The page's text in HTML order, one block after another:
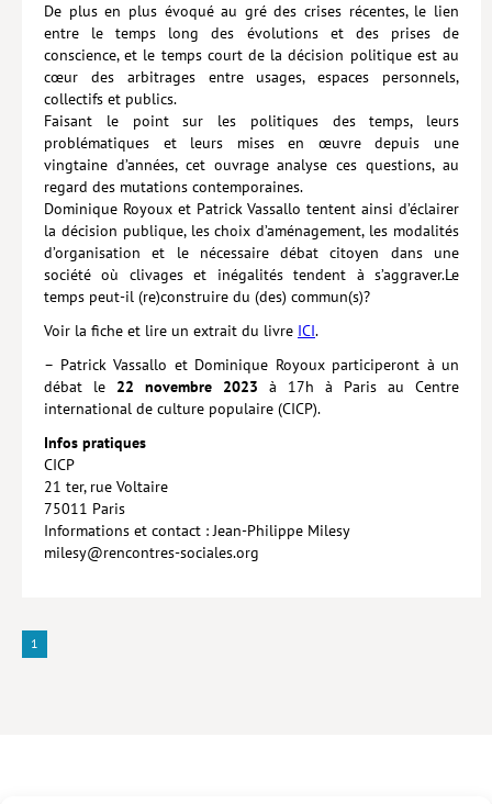
Comment je suis devenu
Convergences
Espèces
Figure[s] de…
Géopolitique de…
Idées Reçues
Libertés plurielles
MiMed
>> Cavalier poche <<
De plus en plus évoqué au gré des crises récentes, le lien
entre le temps long des évolutions et des prises de
conscience, et le temps court de la décision politique est au
cœur des arbitrages entre usages, espaces personnels,
collectifs et publics.
Faisant le point sur les politiques des temps, leurs
problématiques et leurs mises en œuvre depuis une
vingtaine d’années, cet ouvrage analyse ces questions, au
regard des mutations contemporaines.
Dominique Royoux et Patrick Vassallo tentent ainsi d’éclairer
la décision publique, les choix d’aménagement, les modalités
d’organisation et le nécessaire débat citoyen dans une
société où clivages et inégalités tendent à s’aggraver.Le
temps peut-il (re)construire du (des) commun(s)?
Voir la fiche et lire un extrait du livre ICI.
– Patrick Vassallo et Dominique Royoux participeront à un
débat le 22 novembre 2023 à 17h à Paris au Centre
international de culture populaire (CICP).
Infos pratiques
CICP
21 ter, rue Voltaire
75011 Paris
Informations et contact : Jean-Philippe Milesy
milesy@rencontres-sociales.org
1